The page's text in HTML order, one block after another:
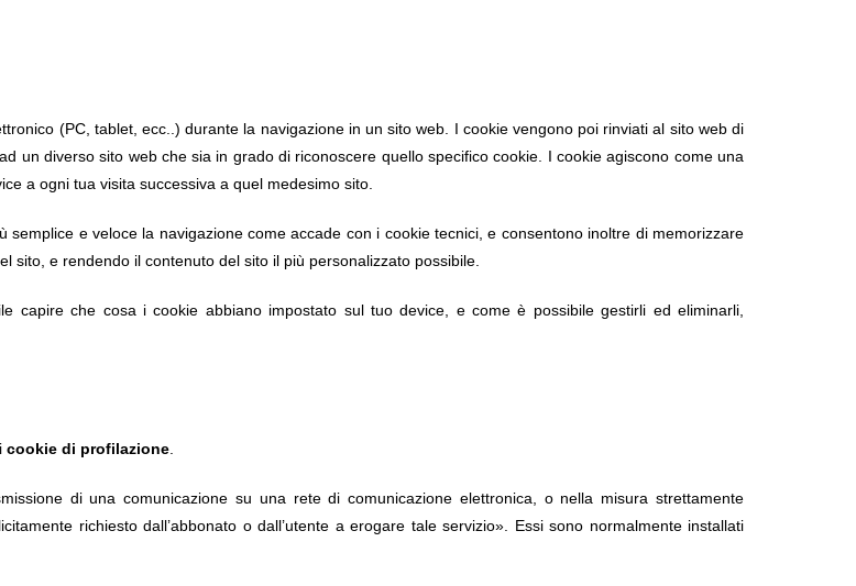
(PC, tablet, ecc..) durante la navigazione in un sito web. I cookie vengono poi rinviati al sito web di
un diverso sito web che sia in grado di riconoscere quello specifico cookie. I cookie agiscono come una
a ogni tua visita successiva a quel medesimo sito.
e veloce la navigazione come accade con i cookie tecnici, e consentono inoltre di memorizzare
sito, e rendendo il contenuto del sito il più personalizzato possibile.
capire che cosa i cookie abbiano impostato sul tuo device, e come è possibile gestirli ed eliminarli,
cookie di profilazione
di una comunicazione su una rete di comunicazione elettronica, o nella misura strettamente
richiesto dall’abbonato o dall’utente a erogare tale servizio». Essi sono normalmente installati